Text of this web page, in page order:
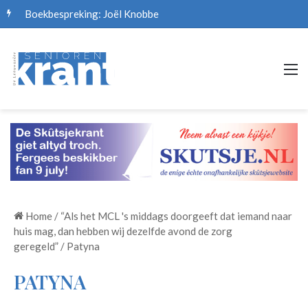
Boekbespreking: Joël Knobbe
Home / “Als het MCL 's middags doorgeeft dat iemand naar
huis mag, dan hebben wij dezelfde avond de zorg
geregeld” / Patyna
PATYNA